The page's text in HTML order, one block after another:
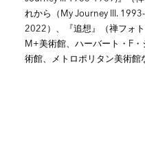
れから（My Journey III.
2022）、『追想』（禅フォ
M+美術館、ハーバート・F
術館、メトロポリタン美術館